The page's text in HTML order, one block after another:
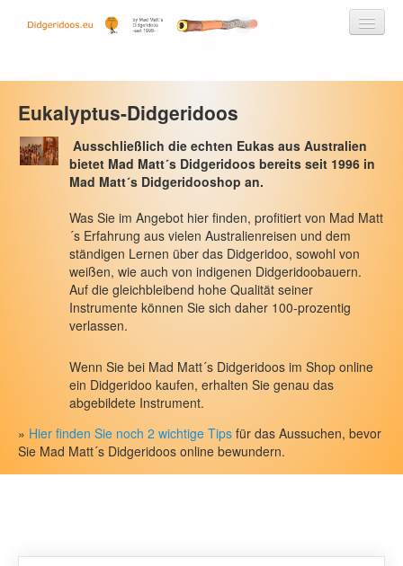
Didgeridoos by Mad Matt
Didgeridoos
Eukalyptus-Didgeridoos
Eukalyptus-Didgeridoos unbemalt
Eukalyptus-Didgeridoos bemalt
Hempstone Didgeridoos
Eukalyptusrohlinge aus Australien
Didgeridoo-Musik-CDs
Zubehör
Eukalyptus-Didgeridoos
Ausschließlich die echten Eukas aus Australien
bietet Mad Matt´s Didgeridoos bereits seit 1996 in
Mad Matt´s Didgeridooshop an.
Was Sie im Angebot hier finden, profitiert von Mad Matt
´s Erfahrung aus vielen Australienreisen und dem
ständigen Lernen über das Didgeridoo, sowohl von
weißen, wie auch von indigenen Didgeridoobauern.
Auf die gleichbleibend hohe Qualität seiner
Instrumente können Sie sich daher 100-prozentig
verlassen.
Wenn Sie bei Mad Matt´s Didgeridoos im Shop online
ein Didgeridoo kaufen, erhalten Sie genau das
abgebildete Instrument.
» Hier finden Sie noch 2 wichtige Tips für das Aussuchen, bevor
Sie Mad Matt´s Didgeridoos online bewundern.